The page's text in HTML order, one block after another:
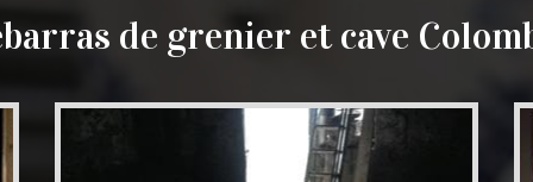
de grenier et cave